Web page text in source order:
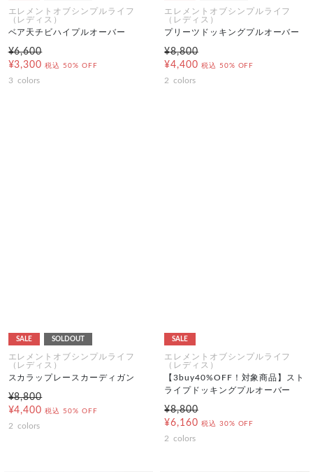
エレメントオブシンプルライフ
（レディス）
ベア天チビハイプルオーバー
¥6,600
¥3,300 税込 50% OFF
3 colors
エレメントオブシンプルライフ
（レディス）
プリーツドッキングプルオーバー
¥8,800
¥4,400 税込 50% OFF
2 colors
SALE SOLDOUT
エレメントオブシンプルライフ
（レディス）
スカラップレースカーディガン
¥8,800
¥4,400 税込 50% OFF
2 colors
SALE
エレメントオブシンプルライフ
（レディス）
【3buy40%OFF！対象商品】スト
ライプドッキングプルオーバー
¥8,800
¥6,160 税込 30% OFF
2 colors